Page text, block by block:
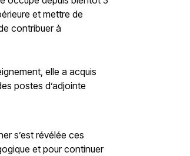
et mettre de
contribuer à
elle a acquis
postes d’adjointe
s’est révélée ces
et pour continuer